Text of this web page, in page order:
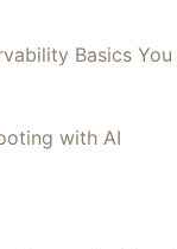
Basics
with AI